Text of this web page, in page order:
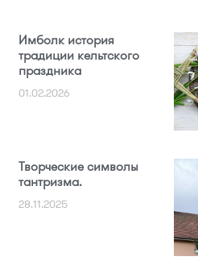
Имболк история
традиции кельтского
праздника
01.02.2026
Творческие символы
тантризма.
28.11.2025